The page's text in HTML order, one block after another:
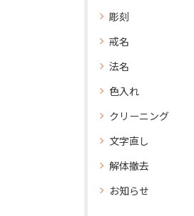
彫刻
戒名
法名
色入れ
クリーニング
文字直し
解体撤去
お知らせ